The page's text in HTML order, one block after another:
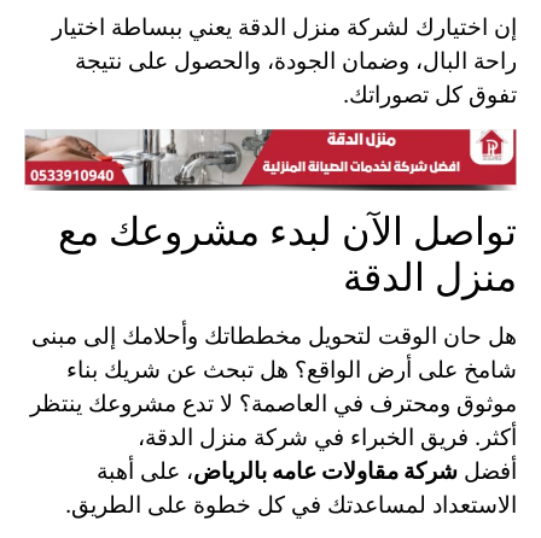
إن اختيارك لشركة منزل الدقة يعني ببساطة اختيار
راحة البال، وضمان الجودة، والحصول على نتيجة
تفوق كل تصوراتك.
تواصل الآن لبدء مشروعك مع
منزل الدقة
هل حان الوقت لتحويل مخططاتك وأحلامك إلى مبنى
شامخ على أرض الواقع؟ هل تبحث عن شريك بناء
موثوق ومحترف في العاصمة؟ لا تدع مشروعك ينتظر
أكثر. فريق الخبراء في شركة منزل الدقة،
أفضل شركة مقاولات عامه بالرياض، على أهبة
الاستعداد لمساعدتك في كل خطوة على الطريق.